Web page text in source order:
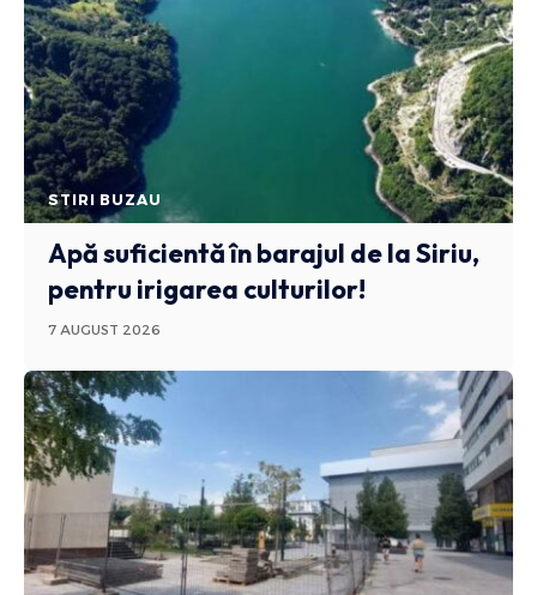
STIRI BUZAU
Apă suficientă în barajul de la Siriu,
pentru irigarea culturilor!
7 AUGUST 2026